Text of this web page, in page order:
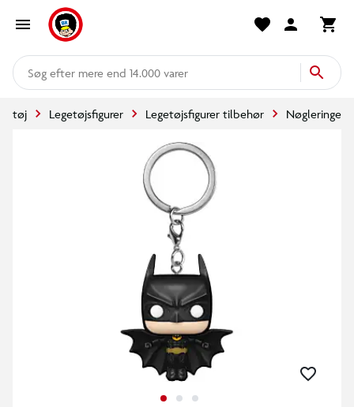
mere end 14.000 varer
Legetøjsfigurer Legetøjsfigurer tilbehør Nøgleringe